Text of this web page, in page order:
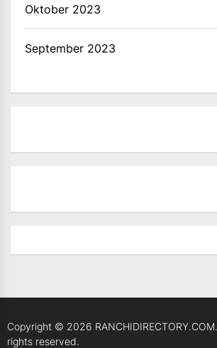
Oktober 2023
September 2023
Copyright © 2026 RANCHIDIRECTORY.COM.
rights reserved.